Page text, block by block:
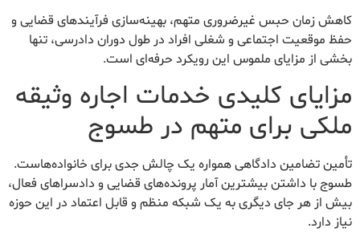
کاهش زمان حبس غیرضروری متهم، بهینه‌سازی فرآیندهای قضایی و
حفظ موقعیت اجتماعی و شغلی افراد در طول دوران دادرسی، تنها
بخشی از مزایای ملموس این رویکرد حرفه‌ای است.
مزایای کلیدی خدمات اجاره وثیقه
ملکی برای متهم در طسوج
تأمین تضامین دادگاهی همواره یک چالش جدی برای خانواده‌هاست.
طسوج با داشتن بیشترین آمار پرونده‌های قضایی و دادسراهای فعال،
بیش از هر جای دیگری به یک شبکه منظم و قابل اعتماد در این حوزه
نیاز دارد.